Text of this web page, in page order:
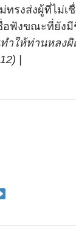
ทรงส่งผู้ที่ไม่เ
อฟังขณะที่ยัง
ำให้ท่านหลง
|